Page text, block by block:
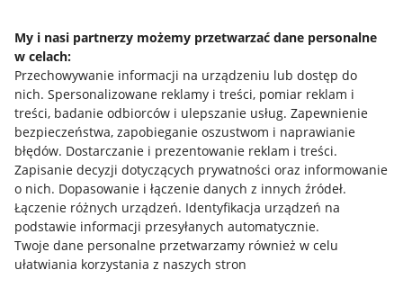
My i nasi partnerzy możemy przetwarzać dane personalne
w celach:
Przechowywanie informacji na urządzeniu lub dostęp do
nich. Spersonalizowane reklamy i treści, pomiar reklam i
treści, badanie odbiorców i ulepszanie usług. Zapewnienie
bezpieczeństwa, zapobieganie oszustwom i naprawianie
błędów. Dostarczanie i prezentowanie reklam i treści.
Zapisanie decyzji dotyczących prywatności oraz informowanie
o nich. Dopasowanie i łączenie danych z innych źródeł.
Łączenie różnych urządzeń. Identyfikacja urządzeń na
podstawie informacji przesyłanych automatycznie.
Twoje dane personalne przetwarzamy również w celu
ułatwiania korzystania z naszych stron
Allegro Gadane dla kupujących
Mapa miejscowości
Informacje prawne
Regulamin
Polityka plików "cookies"
Ustawienia plików "cookies"
Udostępnianie lokalizacji